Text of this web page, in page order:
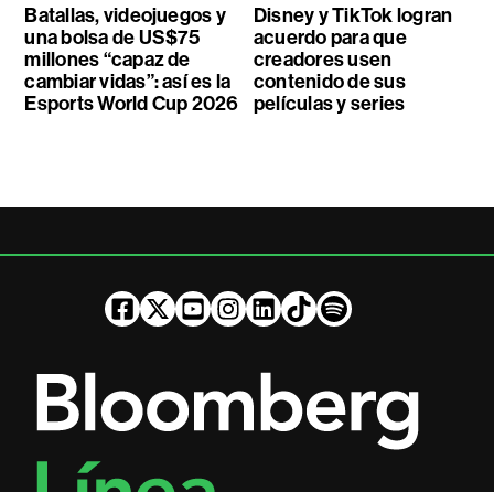
Batallas, videojuegos y
una bolsa de US$75
millones “capaz de
cambiar vidas”: así es la
Esports World Cup 2026
Disney y TikTok logran
acuerdo para que
creadores usen
contenido de sus
películas y series